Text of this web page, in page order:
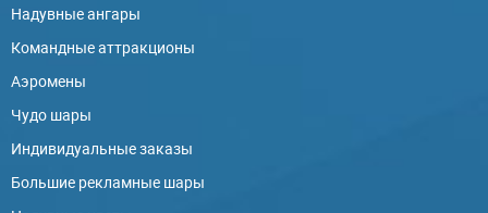
Надувные ангары
Командные аттракционы
Аэромены
Чудо шары
Индивидуальные заказы
Большие рекламные шары